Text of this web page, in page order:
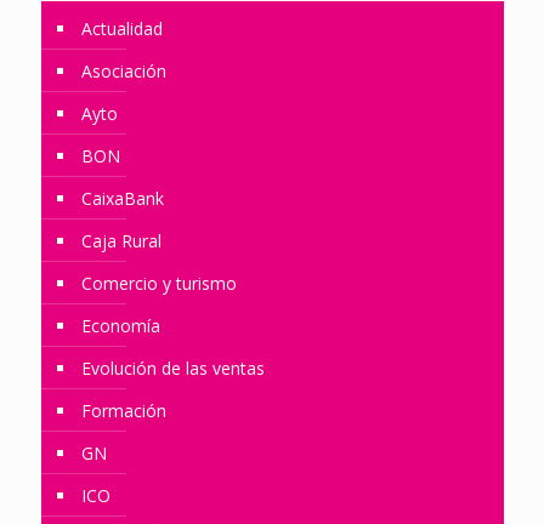
Actualidad
Asociación
Ayto
BON
CaixaBank
Caja Rural
Comercio y turismo
Economía
Evolución de las ventas
Formación
GN
ICO